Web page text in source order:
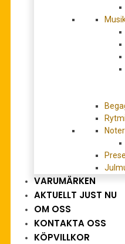
Noter
VARUMÄRKEN
AKTUELLT JUST NU
OM OSS
KONTAKTA OSS
KÖPVILLKOR
Blåståget
188,00kr
LÄGG